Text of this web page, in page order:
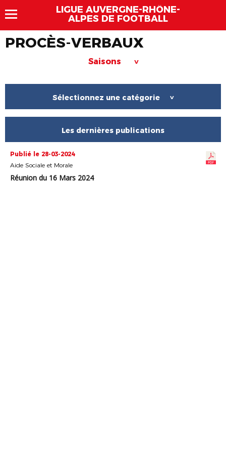
LIGUE AUVERGNE-RHÔNE-
ALPES DE FOOTBALL
PROCÈS-VERBAUX
Saisons >
Sélectionnez une catégorie >
Les dernières publications
Publié le 28-03-2024
Aide Sociale et Morale
Réunion du 16 Mars 2024